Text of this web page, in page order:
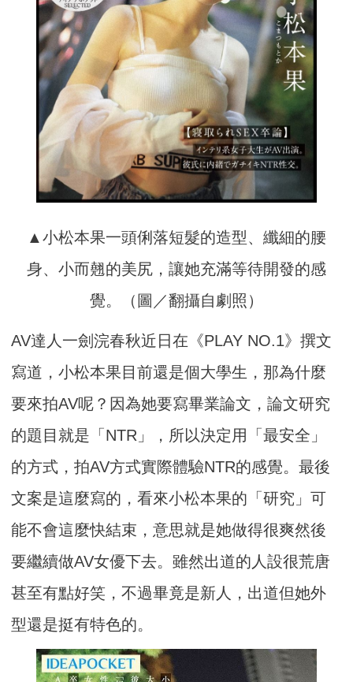
▲小松本果一頭俐落短髮的造型、纖細的腰
身、小而翹的美尻，讓她充滿等待開發的感
覺。（圖／翻攝自劇照）
AV達人一劍浣春秋近日在《PLAY NO.1》撰文
寫道，小松本果目前還是個大學生，那為什麼
要來拍AV呢？因為她要寫畢業論文，論文研究
的題目就是「NTR」，所以決定用「最安全」
的方式，拍AV方式實際體驗NTR的感覺。最後
文案是這麼寫的，看來小松本果的「研究」可
能不會這麼快結束，意思就是她做得很爽然後
要繼續做AV女優下去。雖然出道的人設很荒唐
甚至有點好笑，不過畢竟是新人，出道但她外
型還是挺有特色的。